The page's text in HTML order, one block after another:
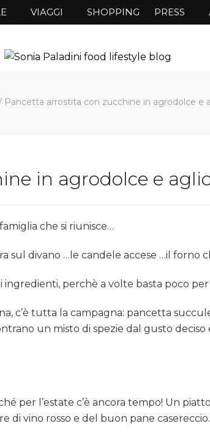
VIAGGI SHOPPING PRESS
Pancetta arrostita con zucchine in agrodolce e
in agrodolce e
che si riunisce…
sul divano …le candele accese …il
perchè a volte basta poco per
c’è tutta la campagna: pancetta
un misto di spezie dal gusto
per l’estate c’è ancora tempo! Un
vino rosso e del buon pane casereccio.